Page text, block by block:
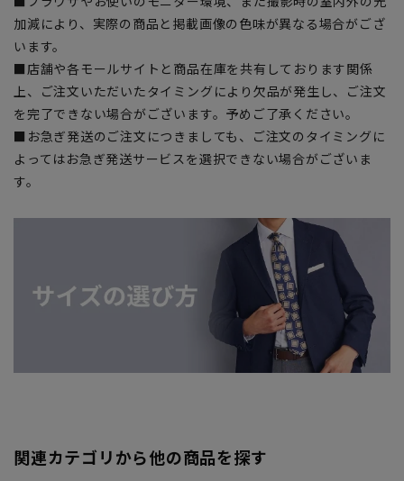
加減により、実際の商品と掲載画像の色味が異なる場合がござ
います。
■店舗や各モールサイトと商品在庫を共有しております関係
上、ご注文いただいたタイミングにより欠品が発生し、ご注文
を完了できない場合がございます。予めご了承ください。
■お急ぎ発送のご注文につきましても、ご注文のタイミングに
よってはお急ぎ発送サービスを選択できない場合がございま
す。
関連カテゴリから他の商品を探す